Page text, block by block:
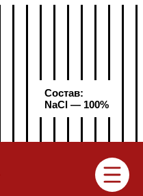
Состав:
NaCl — 100%